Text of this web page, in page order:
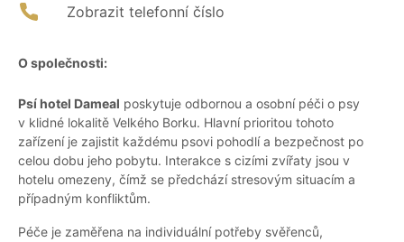
Zobrazit telefonní číslo
O společnosti:
Psí hotel Dameal poskytuje odbornou a osobní péči o psy
v klidné lokalitě Velkého Borku. Hlavní prioritou tohoto
zařízení je zajistit každému psovi pohodlí a bezpečnost po
celou dobu jeho pobytu. Interakce s cizími zvířaty jsou v
hotelu omezeny, čímž se předchází stresovým situacím a
případným konfliktům.
Péče je zaměřena na individuální potřeby svěřenců,